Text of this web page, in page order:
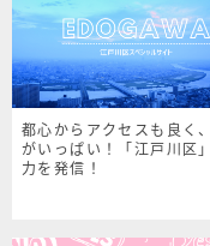
都心からアクセスも良く
がいっぱい！「江戸川区
力を発信！